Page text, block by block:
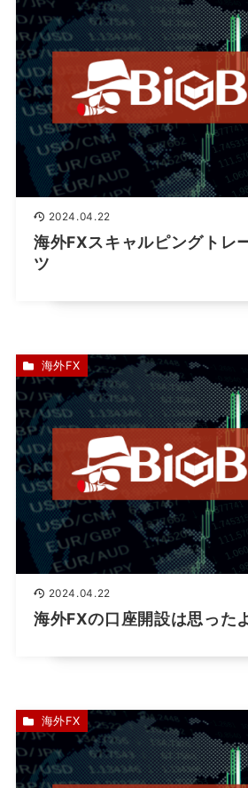
2024.04.22
海外FXスキャルピングトレ
ツ
2024.04.22
海外FXの口座開設は思った
海外FX
海外FX